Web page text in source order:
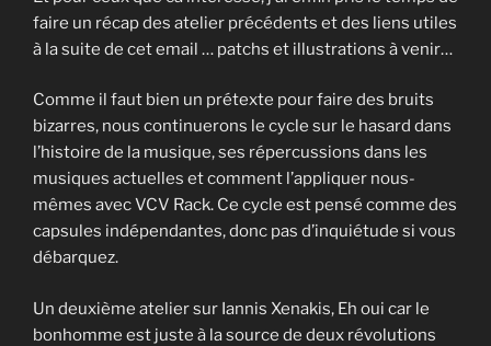
faire un récap des atelier précédents et des liens utiles
à la suite de cet email … patchs et illustrations à venir…
Comme il faut bien un prétexte pour faire des bruits
bizarres, nous continuerons le cycle sur le hasard dans
l’histoire de la musique, ses répercussions dans les
musiques actuelles et comment l’appliquer nous-
mêmes avec VCV Rack. Ce cycle est pensé comme des
capsules indépendantes, donc pas d’inquiétude si vous
débarquez.
Un deuxième atelier sur Iannis Xenakis, Eh oui car le
bonhomme est juste à la source de deux révolutions